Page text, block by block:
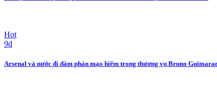
Hot
9d
Arsenal và nước đi đàm phán mạo hiểm trong thương vụ Bruno